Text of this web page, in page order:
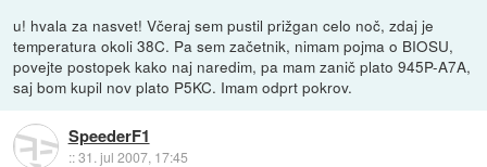
u! hvala za nasvet! Včeraj sem pustil prižgan celo noč, zdaj je
temperatura okoli 38C. Pa sem začetnik, nimam pojma o BIOSU,
povejte postopek kako naj naredim, pa mam zanič plato 945P-A7A,
saj bom kupil nov plato P5KC. Imam odprt pokrov.
SpeederF1
::31. jul 2007, 17:45